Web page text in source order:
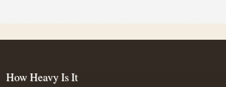
How Heavy Is It